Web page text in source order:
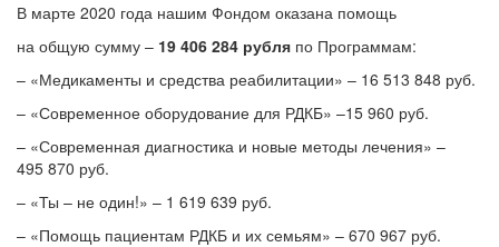
В марте 2020 года нашим Фондом оказана помощь
на общую сумму – 19 406 284 рубля по Программам:
– «Медикаменты и средства реабилитации» – 16 513 848 руб.
– «Современное оборудование для РДКБ» –15 960 руб.
– «Современная диагностика и новые методы лечения» –
495 870 руб.
– «Ты – не один!» – 1 619 639 руб.
– «Помощь пациентам РДКБ и их семьям» – 670 967 руб.